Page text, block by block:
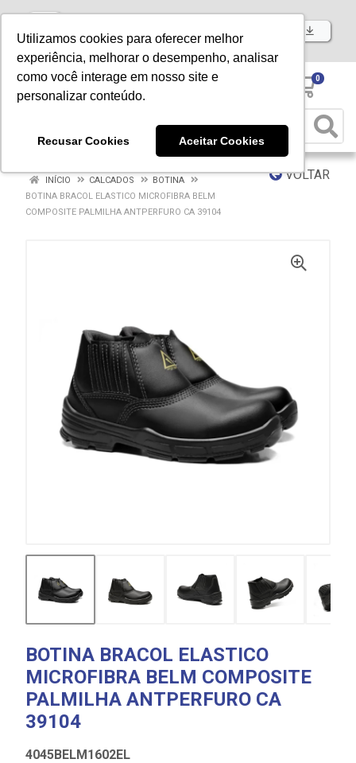
Utilizamos cookies para oferecer melhor
experiência, melhorar o desempenho, analisar
como você interage em nosso site e
personalizar conteúdo.
Recusar Cookies Aceitar Cookies
Baixe já nosso APP
0
VOLTAR
INÍCIO CALCADOS
BOTINA
BOTINA BRACOL ELASTICO MICROFIBRA BELM
COMPOSITE PALMILHA ANTPERFURO CA 39104
BOTINA BRACOL ELASTICO
MICROFIBRA BELM COMPOSITE
PALMILHA ANTPERFURO CA
39104
4045BELM1602EL